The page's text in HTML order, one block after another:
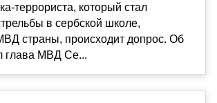
террориста, который стал
в сербской школе,
страны, происходит допрос. Об
глава МВД Се...